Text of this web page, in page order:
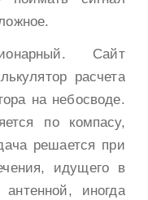
Сайт
расчета
на небосводе.
по компасу,
решается при
идущего в
иногда